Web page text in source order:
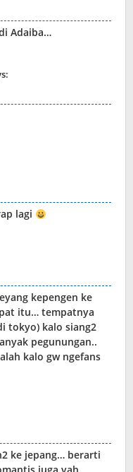
Adaiba…
lagi
kepengen ke
itu… tempatnya
tokyo) kalo siang2
pegunungan..
kalo gw ngefans
ke jepang… berarti